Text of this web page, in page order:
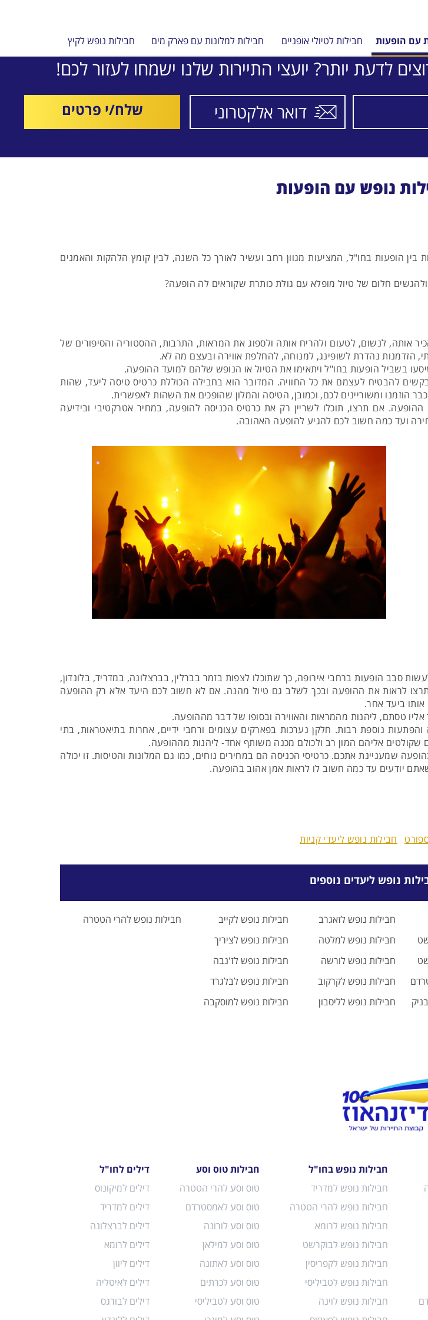
עם הופעות חבילות לטיולי אופניים חבילות למלונות עם פארק מים חבילות נופש לקיץ
לדעת יותר? יועצי התיירות שלנו ישמחו לעזור לכם!
שלח/י פרטים
נופש עם הופעות
הופעות בחו"ל, המציעות מגוון רחב ועשיר לאורך כל השנה, לבין קומץ הלהקות והאמנים
חלום של טיול מופלא עם גולת כותרת שקוראים לה הופעה?
אותה, לנשום, לטעום ולהריח אותה ולספוג את המראות, התרבות, ההסטוריה והסיפורים של
הזדמנות נהדרת לשופינג, למנוחה, להחלפת אווירה ובעצם מה לא.
בשביל הופעות בחו"ל ויתאימו את הטיול או הנופש שלהם למועד ההופעה.
להבטיח לעצמם את כל החוויה. המדובר הוא בחבילה הכוללת כרטיס טיסה ליעד, שהות
הוזמנו ומשוריינים לכם, וכמובן, הטיסה והמלון שהופכים את השהות לאפשרית.
ההופעה. אם תרצו, תוכלו לשריין רק את כרטיס הכניסה להופעה, במחיר אטרקטיבי ובידיעה
ועד כמה חשוב לכם להגיע להופעה האהובה.
סבב הופעות ברחבי אירופה, כך שתוכלו לצפות בזמר בברלין, בברצלונה, במדריד, בלונדון,
לראות את ההופעה ובכך לשלב גם טיול מהנה. אם לא חשוב לכם היעד אלא רק ההופעה
ביעד אחר.
טסתם, ליהנות מהמראות והאווירה ובסופו של דבר מההופעה.
נוספת רבות. חלקן נערכות בפארקים עצומים ורחבי ידיים, אחרות בתיאטראות, בתי
שקולטים אליהם המון רב ולכולם מכנה משותף אחד- ליהנות מההופעה.
שמעניינת אתכם. כרטיסי הכניסה הם במחירים נוחים, כמו גם המלונות והטיסות. זו יכולה
יודעים עד כמה חשוב לו לראות אמן אהוב בהופעה.
חבילות נופש ליעדי קניות
נופש ליעדים נוספים
חבילות נופש לזאגרב
חבילות נופש למלטה
חבילות נופש לורשה
חבילות נופש לקרקוב
חבילות נופש לליסבון
חבילות נופש לקייב
חבילות נופש לציריך
חבילות נופש לז'נבה
חבילות נופש לבלגרד
חבילות נופש למוסקבה
חבילות נופש להרי הטטרה
חבילות נופש בחו"ל
חבילות נופש למדריד
חבילות נופש להרי הטטרה
חבילות נופש לרומא
חבילות נופש לבוקרשט
חבילות נופש לקפריסין
חבילות נופש לטביליסי
חבילות נופש לוינה
חבילות טוס וסע
טוס וסע להרי הטטרה
טוס וסע לאמסטרדם
טוס וסע לורונה
טוס וסע למילאן
טוס וסע לאתונה
טוס וסע לכרתים
טוס וסע לטביליסי
דילים לחו"ל
דילים למיקונוס
דילים למדריד
דילים לברצלונה
דילים לרומא
דילים ליוון
דילים לאיטליה
דילים לבורגס